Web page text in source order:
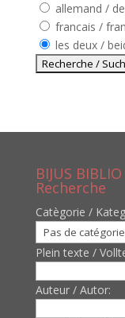
allemand /
francais /
les deux /
BIJUS
Recherche
Catègorie /
Plein texte /
Auteur / Autor: